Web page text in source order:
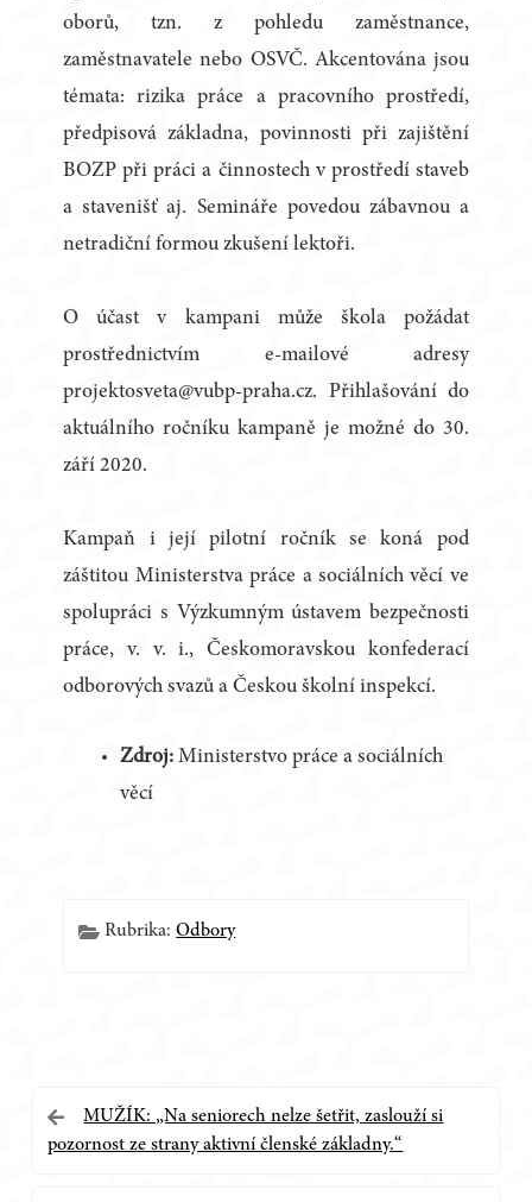
oborů, tzn. z pohledu zaměstnance,
zaměstnavatele nebo OSVČ. Akcentována jsou
témata: rizika práce a pracovního prostředí,
předpisová základna, povinnosti při zajištění
BOZP při práci a činnostech v prostředí staveb
a stavenišť aj. Semináře povedou zábavnou a
netradiční formou zkušení lektoři.
O účast v kampani může škola požádat
prostřednictvím e-mailové adresy
projektosveta@vubp-praha.cz. Přihlašování do
aktuálního ročníku kampaně je možné do 30.
září 2020.
Kampaň i její pilotní ročník se koná pod
záštitou Ministerstva práce a sociálních věcí ve
spolupráci s Výzkumným ústavem bezpečnosti
práce, v. v. i., Českomoravskou konfederací
odborových svazů a Českou školní inspekcí.
Zdroj: Ministerstvo práce a sociálních
věcí
Rubrika:Odbory
Navigace
pro
MUŽÍK: „Na seniorech nelze šetřit, zaslouží si
pozornost ze strany aktivní členské základny.“